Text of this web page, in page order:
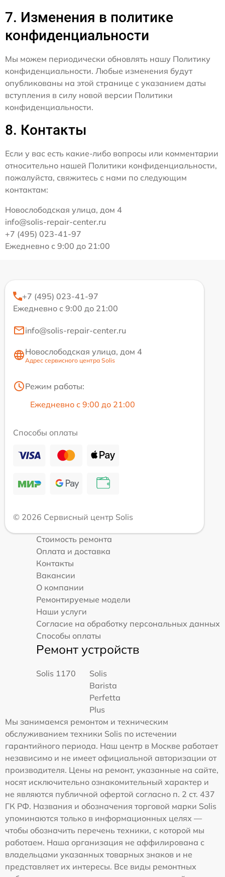
7. Изменения в политике
конфиденциальности
Мы можем периодически обновлять нашу Политику
конфиденциальности. Любые изменения будут
опубликованы на этой странице с указанием даты
вступления в силу новой версии Политики
конфиденциальности.
8. Контакты
Если у вас есть какие-либо вопросы или комментарии
относительно нашей Политики конфиденциальности,
пожалуйста, свяжитесь с нами по следующим
контактам:
Новослободская улица, дом 4
info@solis-repair-center.ru
+7 (495) 023-41-97
Ежедневно с 9:00 до 21:00
+7 (495) 023-41-97
Ежедневно с 9:00 до 21:00
info@solis-repair-center.ru
Новослободская улица, дом 4
Адрес сервисного центра Solis
Режим работы:
Ежедневно с 9:00 до 21:00
Способы оплаты
© 2026 Сервисный центр Solis
Стоимость ремонта
Оплата и доставка
Контакты
Вакансии
О компании
Ремонтируемые модели
Наши услуги
Согласие на обработку персональных данных
Способы оплаты
Ремонт устройств
Solis 1170
Solis
Barista
Perfetta
Plus
Мы занимаемся ремонтом и техническим
обслуживанием техники Solis по истечении
гарантийного периода. Наш центр в Москве работает
независимо и не имеет официальной авторизации от
производителя. Цены на ремонт, указанные на сайте,
носят исключительно ознакомительный характер и
не являются публичной офертой согласно п. 2 ст. 437
ГК РФ. Названия и обозначения торговой марки Solis
упоминаются только в информационных целях —
чтобы обозначить перечень техники, с которой мы
работаем. Наша организация не аффилирована с
владельцами указанных товарных знаков и не
представляет их интересы. Все виды ремонтных